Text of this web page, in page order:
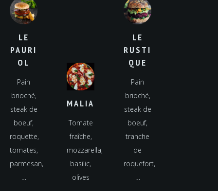
LE
PAURI
OL
Pain
brioché,
steak de
boeuf,
roquette,
tomates,
parmesan,
…
LE
RUSTI
QUE
Pain
brioché,
steak de
boeuf,
tranche
de
roquefort,
…
MALIA
Tomate
fraîche,
mozzarella,
basilic,
olives